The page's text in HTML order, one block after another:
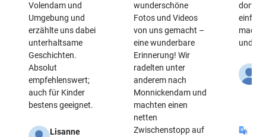
Volendam und
Umgebung und
erzählte uns dabei
unterhaltsame
Geschichten.
Absolut
empfehlenswert;
auch für Kinder
bestens geeignet.
Lisanne
wunderschöne
Fotos und Videos
von uns gemacht –
eine wunderbare
Erinnerung! Wir
radelten unter
anderem nach
Monnickendam und
machten einen
netten
Zwischenstopp auf
macht
und ist